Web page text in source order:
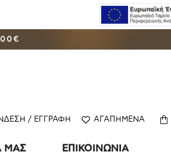
/ ΕΓΓΡΑΦΗ ΑΓΑΠΗΜΕΝΑ
ΜΑΣ ΕΠΙΚΟΙΝΩΝΙΑ